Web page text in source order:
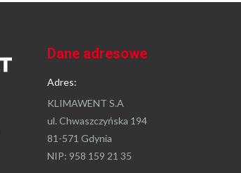
Dane adresowe
Adres:
KLIMAWENT S.A
ul. Chwaszczyńska 194
81-571 Gdynia
NIP: 958 159 21 35